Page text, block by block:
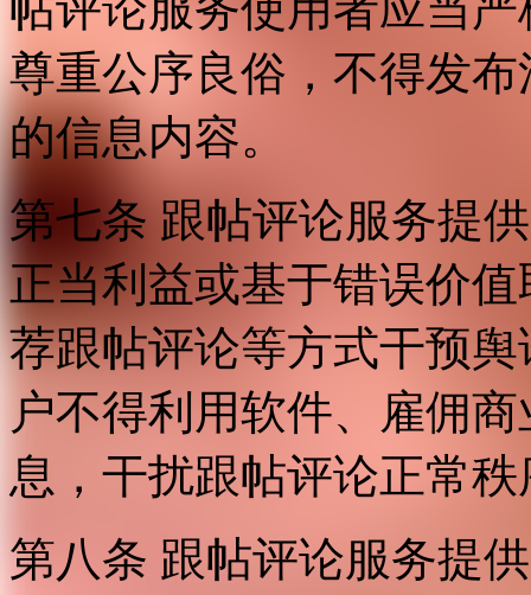
尊重公序良俗，不得发
的信息内容。
第七条 跟帖评论服务提
正当利益或基于错误价
荐跟帖评论等方式干预
户不得利用软件、雇佣
息，干扰跟帖评论正常
第八条 跟帖评论服务提